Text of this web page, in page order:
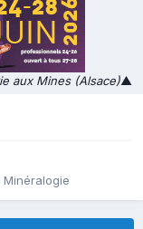
aux Mines (Alsace)▲
Minéralogie